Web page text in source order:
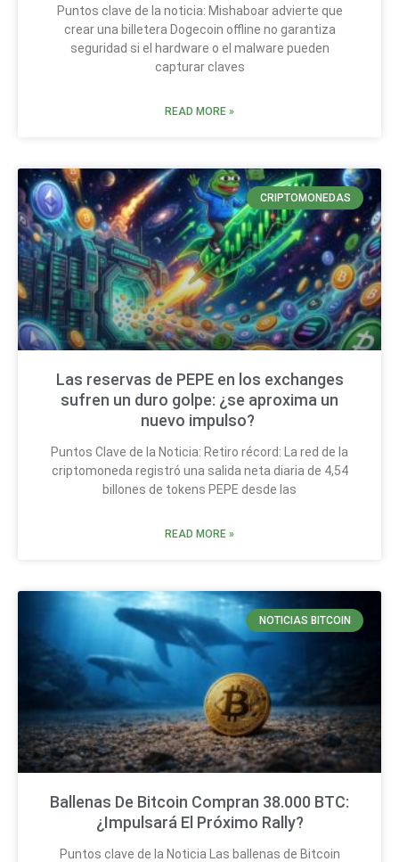
Puntos clave de la noticia: Mishaboar advierte que
crear una billetera Dogecoin offline no garantiza
seguridad si el hardware o el malware pueden
capturar claves
READ MORE »
CRIPTOMONEDAS
Las reservas de PEPE en los exchanges
sufren un duro golpe: ¿se aproxima un
nuevo impulso?
Puntos Clave de la Noticia: Retiro récord: La red de la
criptomoneda registró una salida neta diaria de 4,54
billones de tokens PEPE desde las
READ MORE »
NOTICIAS BITCOIN
Ballenas De Bitcoin Compran 38.000 BTC:
¿Impulsará El Próximo Rally?
Puntos clave de la Noticia Las ballenas de Bitcoin